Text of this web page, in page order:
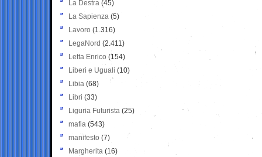
La Destra (45)
La Sapienza (5)
Lavoro (1.316)
LegaNord (2.411)
Letta Enrico (154)
Liberi e Uguali (10)
Libia (68)
Libri (33)
Liguria Futurista (25)
mafia (543)
manifesto (7)
Margherita (16)